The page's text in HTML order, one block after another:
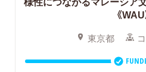
《WAU
東京都